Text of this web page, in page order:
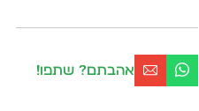
אהבתם? שתפו!